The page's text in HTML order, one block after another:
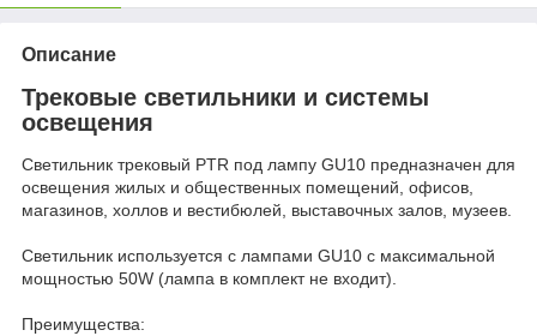
Описание
Трековые светильники и системы
освещения
Светильник трековый PTR под лампу GU10 предназначен для
освещения жилых и общественных помещений, офисов,
магазинов, холлов и вестибюлей, выставочных залов, музеев.
Светильник используется с лампами GU10 с максимальной
мощностью 50W (лампа в комплект не входит).
Преимущества: